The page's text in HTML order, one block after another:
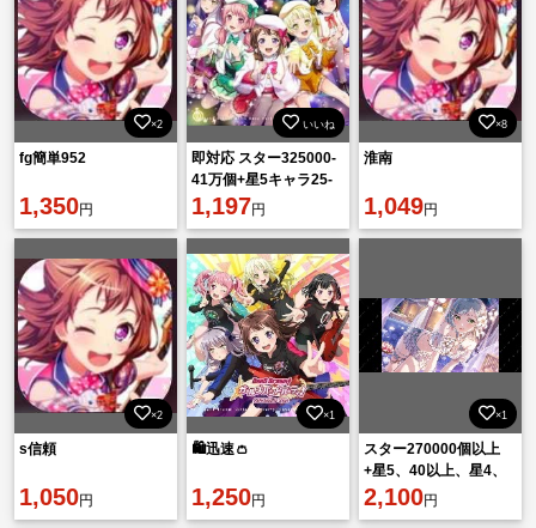
×2
fg簡単952
1,350円
いいね
即対応 スター325000-
41万個+星5キャラ25-
40体+星4キャラ60-80
1,197円
×8
淮南
1,049円
×2
s信頼
1,050円
×1
🛍️迅速👛
1,250円
×1
スター270000個以上
+星5、40以上、星4、
90以上＋マスターキュ
ーブ6800+LP回復大量
2,100円